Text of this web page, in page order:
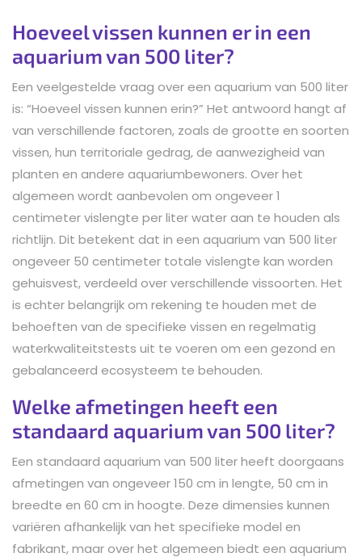
Hoeveel vissen kunnen er in een
aquarium van 500 liter?
Een veelgestelde vraag over een aquarium van 500 liter
is: “Hoeveel vissen kunnen erin?” Het antwoord hangt af
van verschillende factoren, zoals de grootte en soorten
vissen, hun territoriale gedrag, de aanwezigheid van
planten en andere aquariumbewoners. Over het
algemeen wordt aanbevolen om ongeveer 1
centimeter vislengte per liter water aan te houden als
richtlijn. Dit betekent dat in een aquarium van 500 liter
ongeveer 50 centimeter totale vislengte kan worden
gehuisvest, verdeeld over verschillende vissoorten. Het
is echter belangrijk om rekening te houden met de
behoeften van de specifieke vissen en regelmatig
waterkwaliteitstests uit te voeren om een gezond en
gebalanceerd ecosysteem te behouden.
Welke afmetingen heeft een
standaard aquarium van 500 liter?
Een standaard aquarium van 500 liter heeft doorgaans
afmetingen van ongeveer 150 cm in lengte, 50 cm in
breedte en 60 cm in hoogte. Deze dimensies kunnen
variëren afhankelijk van het specifieke model en
fabrikant, maar over het algemeen biedt een aquarium